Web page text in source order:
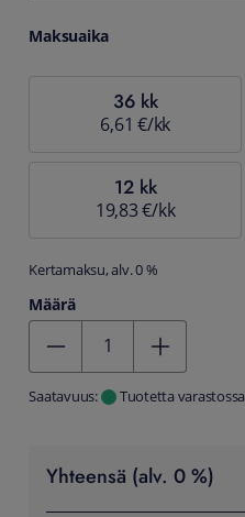
Maksuaika
36 kk
6,61 €/kk
12 kk
19,83 €/kk
Kertamaksu, alv. 0 %
Määrä
Saatavuus: Tuotetta varastossa
Yhteensä (alv. 0 %)